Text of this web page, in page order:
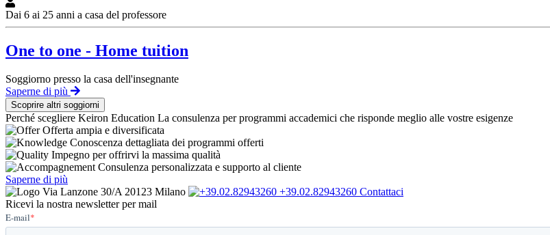
Dai 6 ai 25 anni a casa del professore
One to one - Home tuition
Soggiorno presso la casa dell'insegnante
Saperne di più
Scoprire altri soggiorni
Perché scegliere Keiron Education La consulenza per programmi accademici che risponde meglio alle vostre esigenze
Offerta ampia e diversificata
Conoscenza dettagliata dei programmi offerti
Impegno per offrirvi la massima qualità
Consulenza personalizzata e supporto al cliente
Saperne di più
Via Lanzone 30/A 20123 Milano
+39.02.82943260 Contattaci
Ricevi la nostra newsletter per mail